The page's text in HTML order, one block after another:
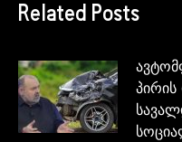
Related Posts
პირის